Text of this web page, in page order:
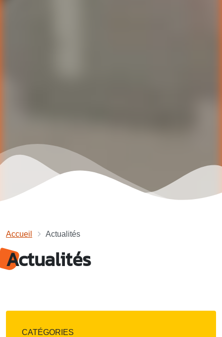
Accueil Actualités
Actualités
CATÉGORIES